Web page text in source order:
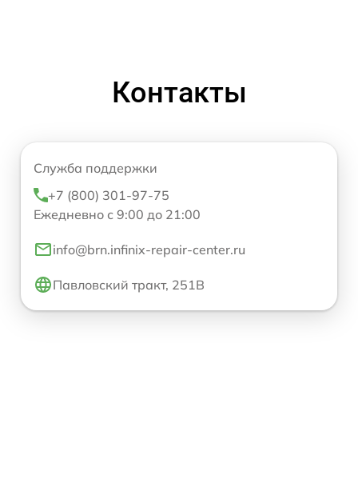
Контакты
Служба поддержки
+7 (800) 301-97-75
Ежедневно с 9:00 до 21:00
info@brn.infinix-repair-center.ru
Павловский тракт, 251В